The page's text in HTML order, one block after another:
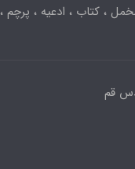
، کتاب ، ادعیه ، پرچم ،
قم